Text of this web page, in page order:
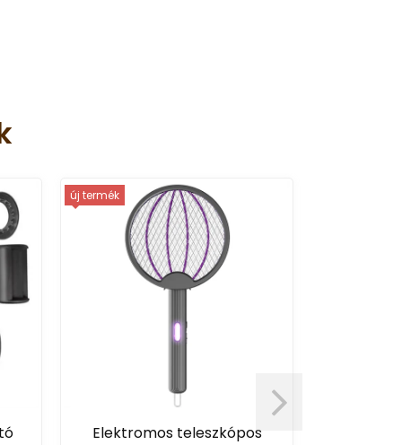
új termék
Elektromos teleszkópos